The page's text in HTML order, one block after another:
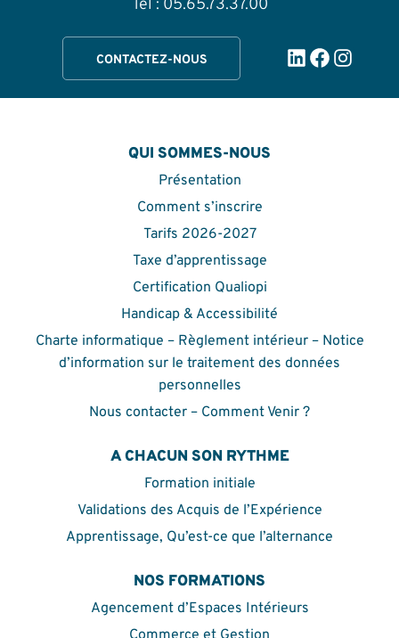
Tél : 05.65.73.37.00
CONTACTEZ-NOUS LinkedIn
Facebook
QUI SOMMES-NOUS
Présentation
Comment s’inscrire
Tarifs 2026-2027
Taxe d’apprentissage
Certification Qualiopi
Handicap & Accessibilité
Charte informatique – Règlement intérieur – Notice
d’information sur le traitement des données
personnelles
Nous contacter – Comment Venir ?
A CHACUN SON RYTHME
Formation initiale
Validations des Acquis de l’Expérience
Apprentissage, Qu’est-ce que l’alternance
NOS FORMATIONS
Agencement d’Espaces Intérieurs